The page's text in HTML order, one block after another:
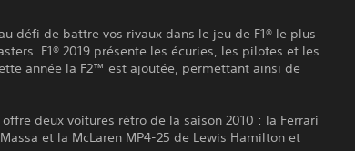
défi de battre vos rivaux dans le jeu de F1® le plus
F1® 2019 présente les écuries, les pilotes et les
année la F2™ est ajoutée, permettant ainsi de
offre deux voitures rétro de la saison 2010 : la Ferrari
et la McLaren MP4-25 de Lewis Hamilton et